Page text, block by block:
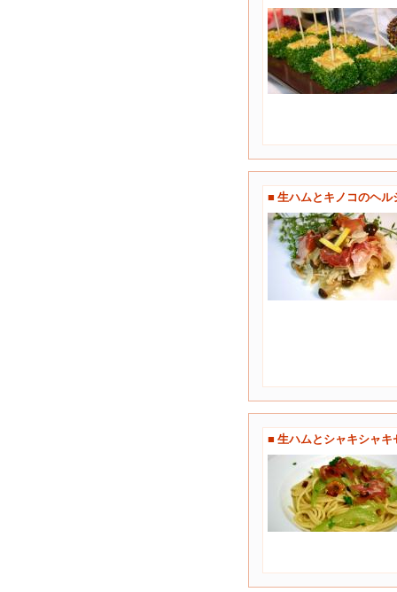
■ 生ハムとキノコのヘル
■ 生ハムとシャキシャ